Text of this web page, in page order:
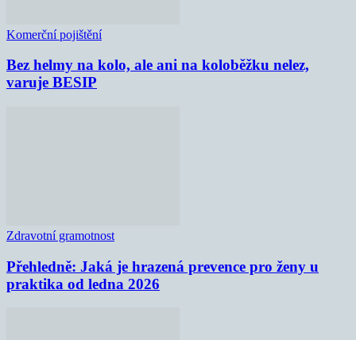
Komerční pojištění
Bez helmy na kolo, ale ani na koloběžku nelez,
varuje BESIP
Zdravotní gramotnost
Přehledně: Jaká je hrazená prevence pro ženy u
praktika od ledna 2026